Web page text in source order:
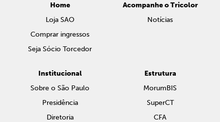
Home
Loja SAO
Comprar ingressos
Seja Sócio Torcedor
Acompanhe o Tricolor
Notícias
Institucional
Sobre o São Paulo
Presidência
Diretoria
Estrutura
MorumBIS
SuperCT
CFA